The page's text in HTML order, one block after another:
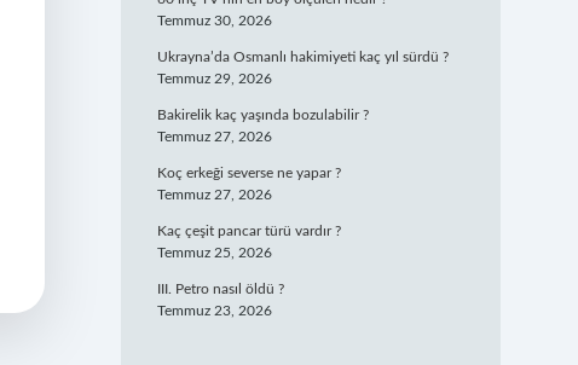
Temmuz 30, 2026
Ukrayna’da Osmanlı hakimiyeti kaç yıl sürdü ?
Temmuz 29, 2026
Bakirelik kaç yaşında bozulabilir ?
Temmuz 27, 2026
Koç erkeği severse ne yapar ?
Temmuz 27, 2026
Kaç çeşit pancar türü vardır ?
Temmuz 25, 2026
III. Petro nasıl öldü ?
Temmuz 23, 2026